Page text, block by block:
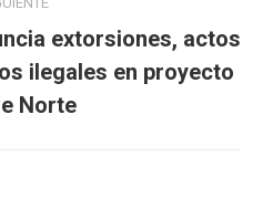
Publicación
siguiente:
extorsiones, actos
ilegales en proyecto
Norte